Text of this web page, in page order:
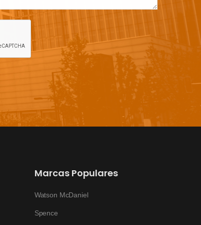
Marcas Populares
Watson McDaniel
Spence